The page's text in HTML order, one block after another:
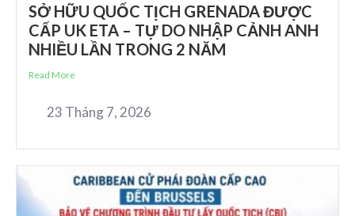
SỞ HỮU QUỐC TỊCH GRENADA ĐƯỢC
CẤP UK ETA – TỰ DO NHẬP CẢNH ANH
NHIỀU LẦN TRONG 2 NĂM
Read More
23 Tháng 7, 2026